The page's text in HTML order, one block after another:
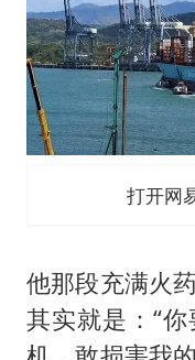
打开网
他那段充满火
其实就是：“